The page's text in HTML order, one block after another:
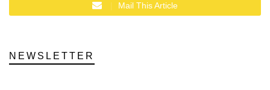
Mail This Article
NEWSLETTER